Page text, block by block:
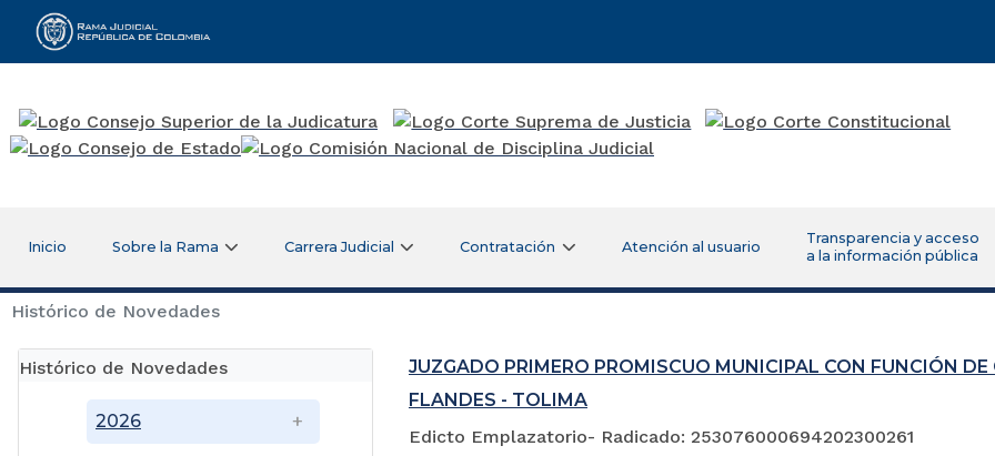
Rama Judicial
Inicio Sobre la Rama Carrera Judicial Contratación Atención al usuario
Transparencia y acceso
a la información pública
Histórico de Novedades
Histórico de Novedades
2026
JUZGADO PRIMERO PROMISCUO MUNICIPAL CON FUNCIÓN
FLANDES - TOLIMA
Edicto Emplazatorio- Radicado: 253076000694202300261